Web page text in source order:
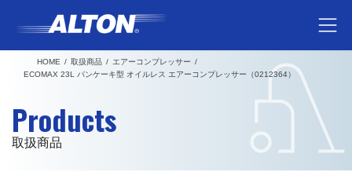
テ
ゲ
HOME 取扱商品
エアーコンプレッサー
ECOMAX 23L パンケーキ型 オイルレス エアーコンプレッサー（0212364）
Products
取扱商品